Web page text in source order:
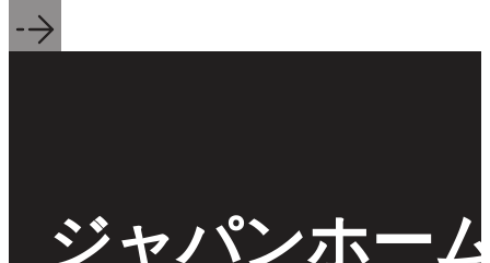
ジャパンホー